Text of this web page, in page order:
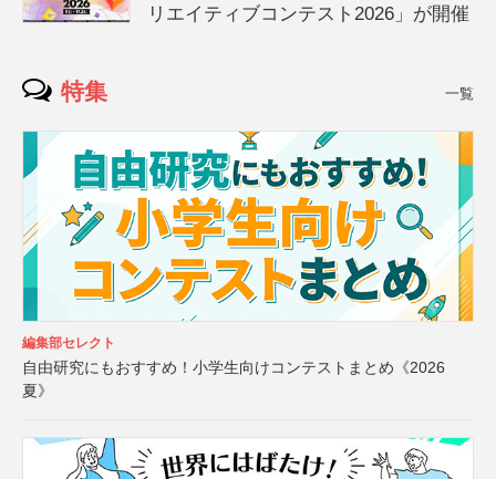
リエイティブコンテスト2026」が開催
特集 一覧
編集部セレクト
自由研究にもおすすめ！小学生向けコンテストまとめ《2026
夏》